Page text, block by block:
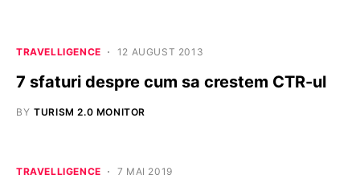
TRAVELLIGENCE 12 AUGUST 2013
7 sfaturi despre cum sa crestem CTR-ul
BY TURISM 2.0 MONITOR
TRAVELLIGENCE 7 MAI 2019